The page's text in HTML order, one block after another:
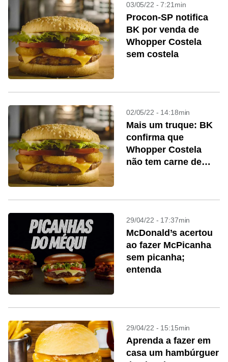
03/05/22 - 7:21min
Procon-SP notifica
BK por venda de
Whopper Costela
sem costela
02/05/22 - 14:18min
Mais um truque: BK
confirma que
Whopper Costela
não tem carne de
29/04/22 - 17:37min
McDonald’s acertou
ao fazer McPicanha
sem picanha;
entenda
29/04/22 - 15:15min
Aprenda a fazer em
casa um hambúrguer